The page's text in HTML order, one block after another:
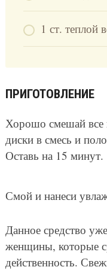
1 ст. теплой
ПРИГОТОВЛЕНИЕ
Хорошо смешай все
диски в смесь и
Оставь на 15 минут.
Смой и нанеси
Данное средство
женщины, которые
действенность.